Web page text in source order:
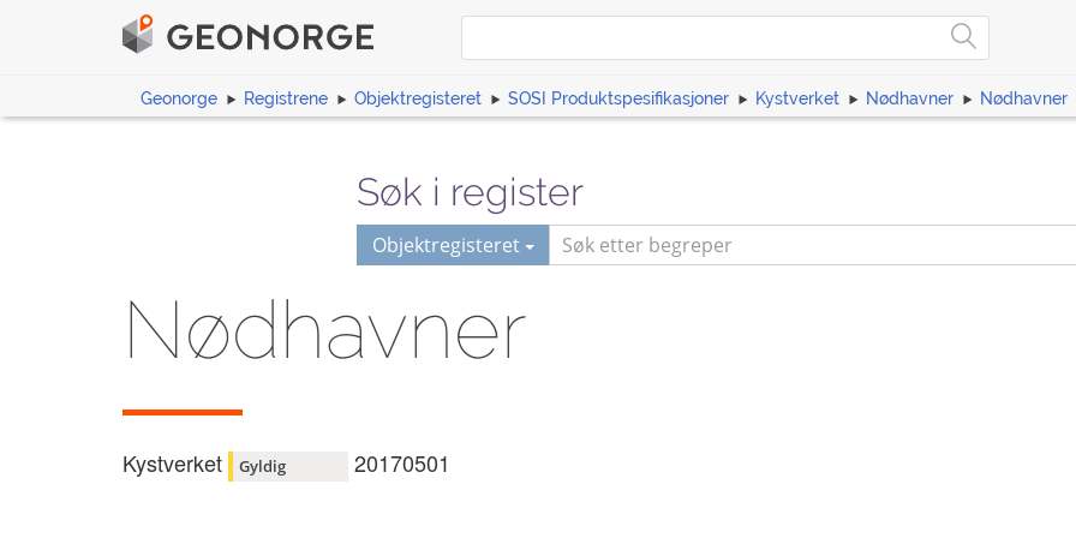
Geonorge Registrene Objektregisteret SOSI Produktspesifikasjoner Kystverket Nødhavner Nødhavner
Søk i register
Objektregisteret
Nødhavner
Kystverket Gyldig 20170501